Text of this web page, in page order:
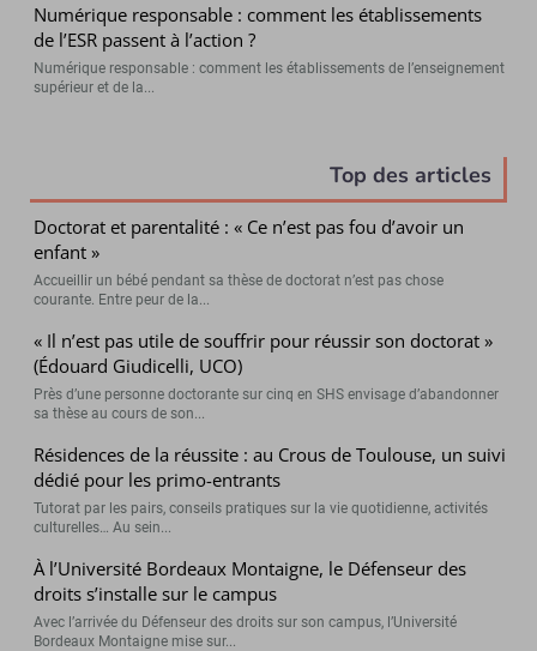
Numérique responsable : comment les établissements
de l’ESR passent à l’action ?
Numérique responsable : comment les établissements de l’enseignement
supérieur et de la...
Top des articles
Doctorat et parentalité : « Ce n’est pas fou d’avoir un
enfant »
Accueillir un bébé pendant sa thèse de doctorat n’est pas chose
courante. Entre peur de la...
« Il n’est pas utile de souffrir pour réussir son doctorat »
(Édouard Giudicelli, UCO)
Près d’une personne doctorante sur cinq en SHS envisage d’abandonner
sa thèse au cours de son...
Résidences de la réussite : au Crous de Toulouse, un suivi
dédié pour les primo-entrants
Tutorat par les pairs, conseils pratiques sur la vie quotidienne, activités
culturelles… Au sein...
À l’Université Bordeaux Montaigne, le Défenseur des
droits s’installe sur le campus
Avec l’arrivée du Défenseur des droits sur son campus, l’Université
Bordeaux Montaigne mise sur...